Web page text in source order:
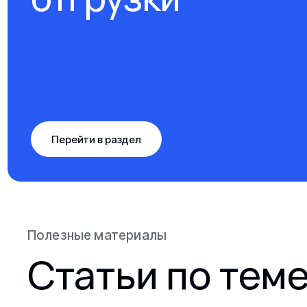
Перейти в раздел
Полезные материалы
Статьи по